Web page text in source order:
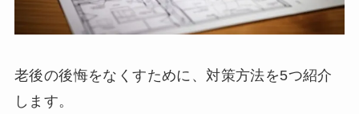
老後の後悔をなくすために、対策方法を5つ紹介
します。